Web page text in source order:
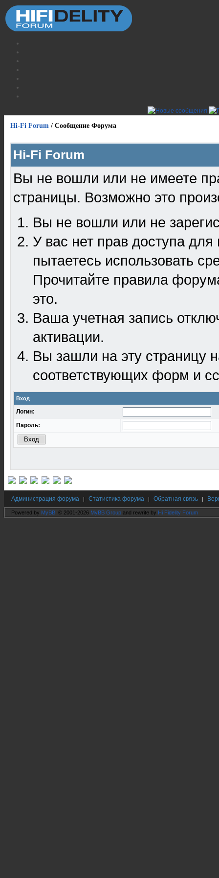
Hi-Fi Forum / Сообщение Форума
Hi-Fi Forum
Вы не вошли или не имеете
страницы. Возможно это
Вы не вошли или не
У вас нет прав доступа
пытаетесь использовать
Прочитайте правила
это.
Ваша учетная запись
активации.
Вы зашли на эту
соответствующих форм и
Вход
Логин:
Пароль:
Администрация форума | Статистика форума | Обратная связь |
Powered by MyBB , © 2001-2026 MyBB Group and rewrite by Hi Fidelity Forum